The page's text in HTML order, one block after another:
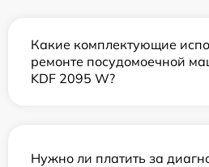
Какие комплектующие
ремонте посудомоечной
KDF 2095 W?
Нужно ли платить за